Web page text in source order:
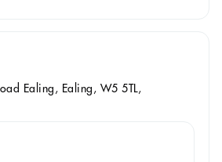
Ealing, Ealing, W5 5TL,